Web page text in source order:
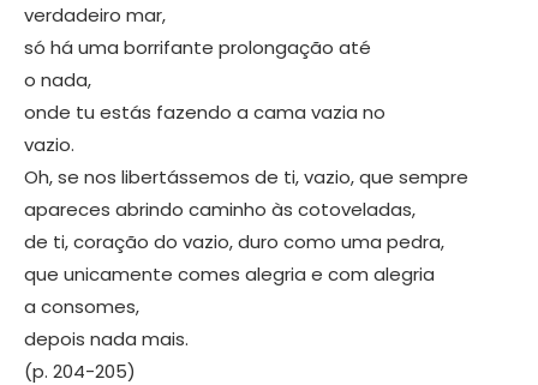
verdadeiro mar,
só há uma borrifante prolongação até
o nada,
onde tu estás fazendo a cama vazia no
vazio.
Oh, se nos libertássemos de ti, vazio, que sempre
apareces abrindo caminho às cotoveladas,
de ti, coração do vazio, duro como uma pedra,
que unicamente comes alegria e com alegria
a consomes,
depois nada mais.
(p. 204-205)